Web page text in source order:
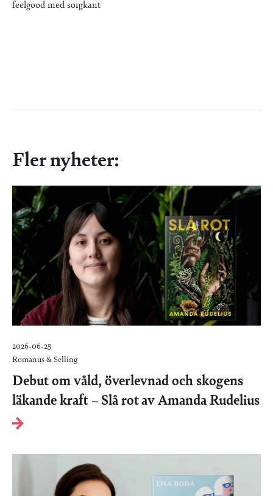
feelgood med sorgkant
Fler nyheter:
2026-06-25
Romanus & Selling
Debut om våld, överlevnad och skogens
läkande kraft – Slå rot av Amanda Rudelius